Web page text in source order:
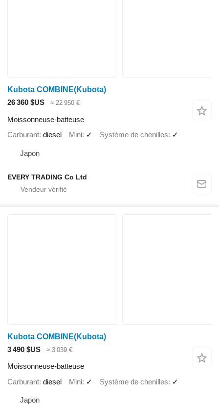
Kubota COMBINE(Kubota)
26 360 $US
≈ 22 950 €
Moissonneuse-batteuse
Carburant diesel Mini ✓ Système de chenilles ✓
Japon
EVERY TRADING Co Ltd
Kubota COMBINE(Kubota)
3 490 $US
≈ 3 039 €
Moissonneuse-batteuse
Carburant diesel Mini ✓ Système de chenilles ✓
Japon